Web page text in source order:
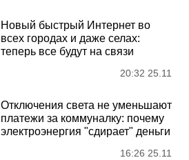
Новый быстрый Интернет во
всех городах и даже селах:
теперь все будут на связи
20:32 25.11
Отключения света не уменьшают
платежи за коммуналку: почему
электроэнергия "сдирает" деньги
16:26 25.11